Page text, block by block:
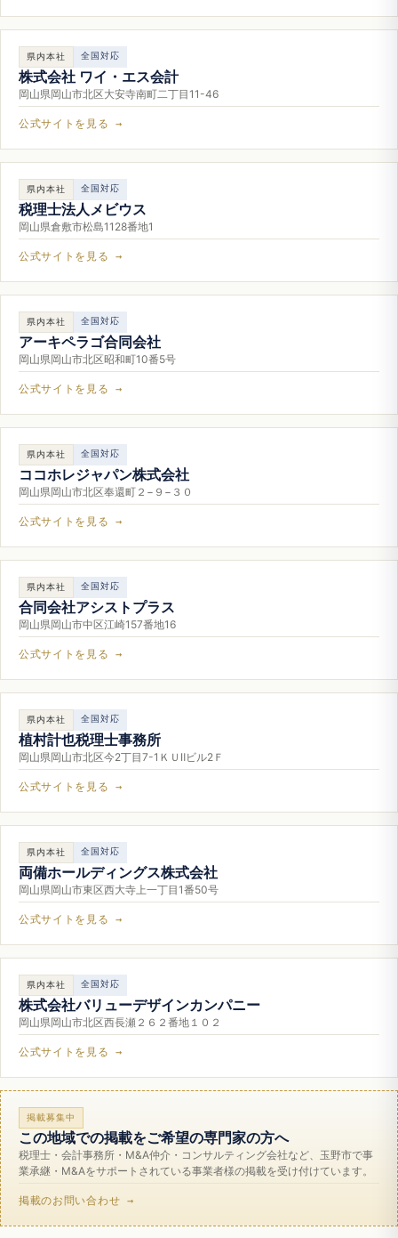
県内本社 全国対応
株式会社 ワイ・エス会計
岡山県岡山市北区大安寺南町二丁目11-46
公式サイトを見る →
県内本社 全国対応
税理士法人メビウス
岡山県倉敷市松島1128番地1
公式サイトを見る →
県内本社 全国対応
アーキペラゴ合同会社
岡山県岡山市北区昭和町10番5号
公式サイトを見る →
県内本社 全国対応
ココホレジャパン株式会社
岡山県岡山市北区奉還町２−９−３０
公式サイトを見る →
県内本社 全国対応
合同会社アシストプラス
岡山県岡山市中区江崎157番地16
公式サイトを見る →
県内本社 全国対応
植村計也税理士事務所
岡山県岡山市北区今2丁目7-1ＫＵⅡビル2Ｆ
公式サイトを見る →
県内本社 全国対応
両備ホールディングス株式会社
岡山県岡山市東区西大寺上一丁目1番50号
公式サイトを見る →
県内本社 全国対応
株式会社バリューデザインカンパニー
岡山県岡山市北区西長瀬２６２番地１０２
公式サイトを見る →
掲載募集中
この地域での掲載をご希望の専門家の方へ
税理士・会計事務所・M&A仲介・コンサルティング会社など、玉野市で事
業承継・M&Aをサポートされている事業者様の掲載を受け付けています。
掲載のお問い合わせ →